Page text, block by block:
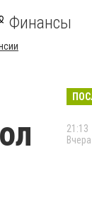
Финансы
21:13
Вчера